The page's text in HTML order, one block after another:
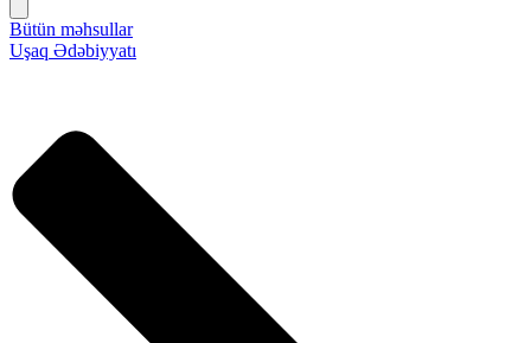
Bütün məhsullar
Uşaq Ədəbiyyatı